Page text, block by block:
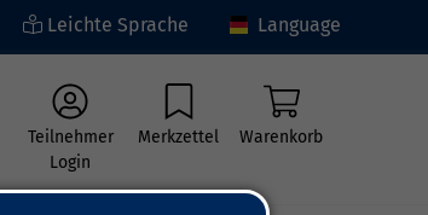
Leichte Sprache Language
Teilnehmer
Login
Merkzettel Warenkorb